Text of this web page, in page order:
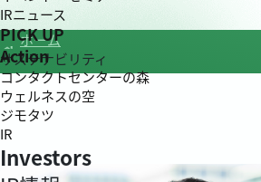
IRニュース
PICK UP
Action
コンタクトセンターの森
ウェルネスの空
ジモタツ
IR
Investors
ホーム
サステナビリティ